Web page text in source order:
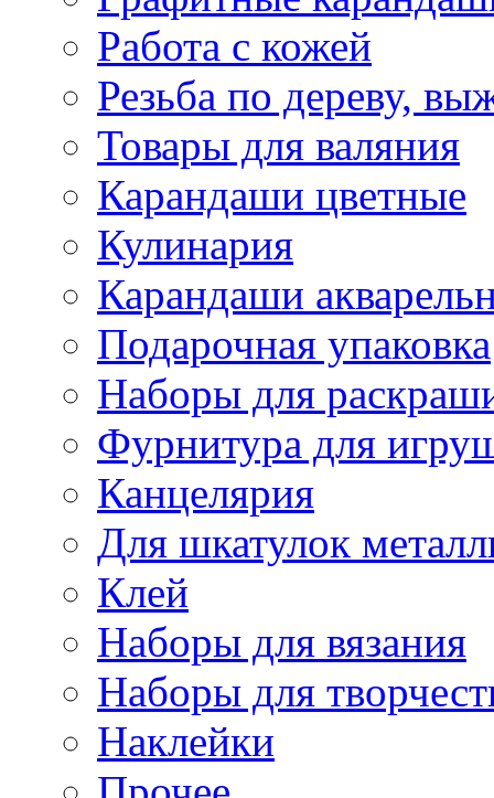
Работа с кожей
Резьба по дереву,
Товары для валяния
Карандаши цветные
Кулинария
Карандаши
Подарочная упаковка
Наборы для
Фурнитура для
Канцелярия
Для шкатулок
Клей
Наборы для вязания
Наборы для
Наклейки